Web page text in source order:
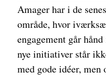
Amager har i de
område, hvor
engagement går
nye initiativer står
med gode idéer, men